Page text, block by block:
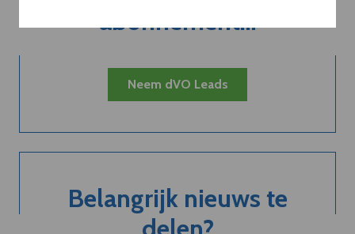
abonnement...
Neem dVO Leads
Belangrijk nieuws te
delen?